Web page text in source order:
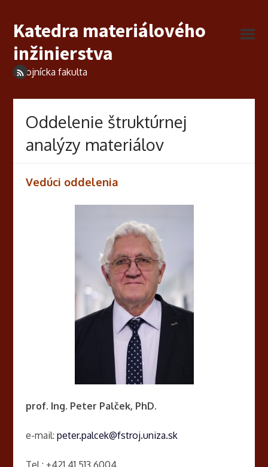
Katedra materiálového
inžinierstva
Strojnícka fakulta
Oddelenie štruktúrnej
analýzy materiálov
Vedúci oddelenia
prof. Ing. Peter Palček, PhD.
e-mail: peter.palcek@fstroj.uniza.sk